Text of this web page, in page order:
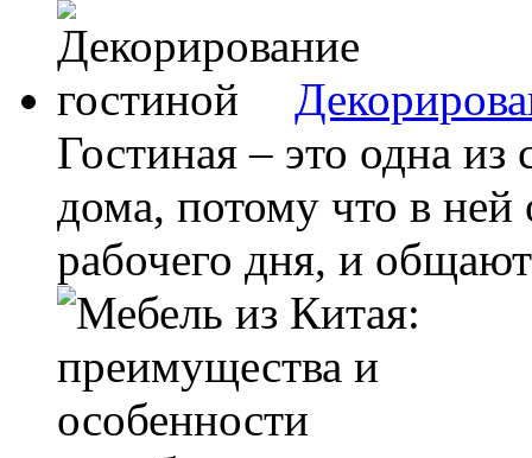
Гостиная – это одна
дома, потому что в
рабочего дня, и